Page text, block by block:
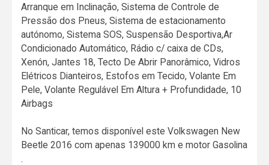
Arranque em Inclinação, Sistema de Controle de
Pressão dos Pneus, Sistema de estacionamento
autónomo, Sistema SOS, Suspensão Desportiva,Ar
Condicionado Automático, Rádio c/ caixa de CDs,
Xenón, Jantes 18, Tecto De Abrir Panorâmico, Vidros
Elétricos Dianteiros, Estofos em Tecido, Volante Em
Pele, Volante Regulável Em Altura + Profundidade, 10
Airbags
No Santicar, temos disponível este Volkswagen New
Beetle 2016 com apenas 139000 km e motor Gasolina
.